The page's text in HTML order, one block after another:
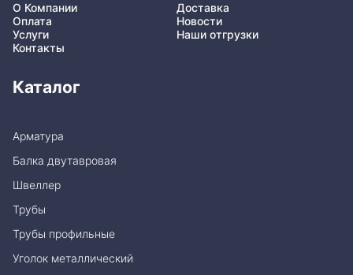
О Компании
Доставка
Оплата
Новости
Услуги
Наши отгрузки
Контакты
Каталог
Арматура
Балка двутавровая
Швеллер
Трубы
Трубы профильные
Уголок металлический